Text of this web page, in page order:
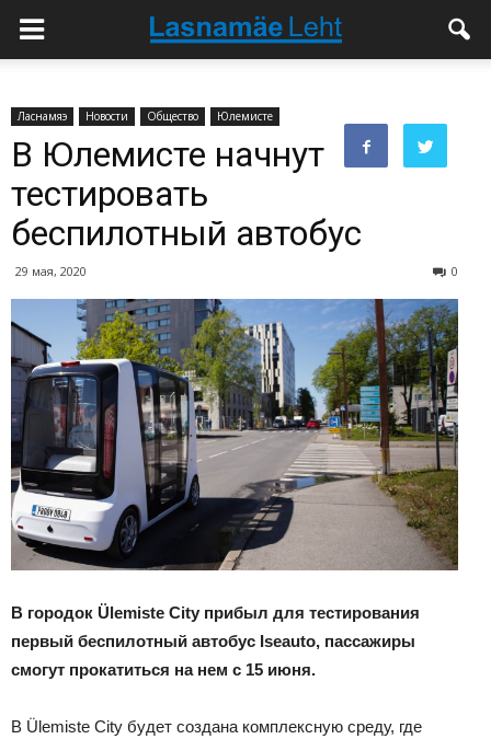
Ласнамяэ Новости Общество Юлемисте
В Юлемисте начнут
тестировать
беспилотный автобус
29 мая, 2020 0
В городок Ülemiste City прибыл для тестирования
первый беспилотный автобус Iseauto, пассажиры
смогут прокатиться на нем с 15 июня.
В Ülemiste City будет создана комплексную среду, где